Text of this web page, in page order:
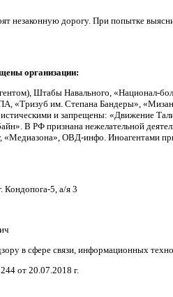
незаконную дорогу. При попытке
организации:
Штабы Навального, «Национал-
им. Степана Бандеры»,
и запрещены: «Движение
В РФ признана нежелательной
«Медиазона», ОВД-инфо. Иноагентами
Кондопога-5, а/я 3
в сфере связи, информационных
от 20.07.2018 г.